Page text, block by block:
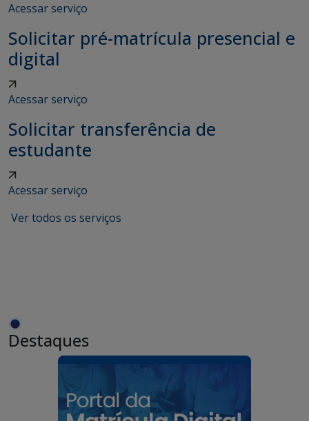
Acessar serviço
Solicitar pré-matrícula presencial e
digital
Acessar serviço
Solicitar transferência de
estudante
Acessar serviço
Ver todos os serviços
Destaques